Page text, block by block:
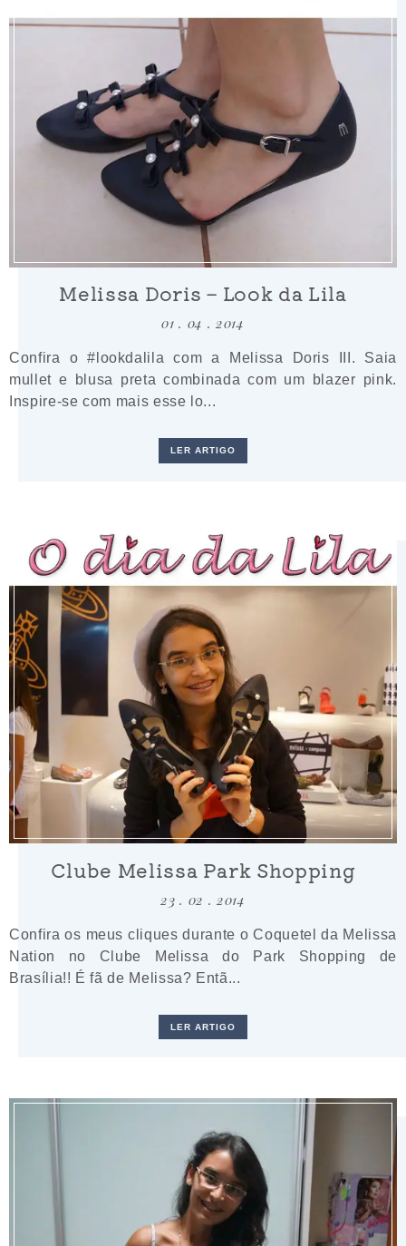
Melissa Doris – Look da Lila
01 . 04 . 2014
Confira o #lookdalila com a Melissa Doris III. Saia
mullet e blusa preta combinada com um blazer pink.
Inspire-se com mais esse lo...
LER ARTIGO
Clube Melissa Park Shopping
23 . 02 . 2014
Confira os meus cliques durante o Coquetel da Melissa
Nation no Clube Melissa do Park Shopping de
Brasília!! É fã de Melissa? Entã...
LER ARTIGO